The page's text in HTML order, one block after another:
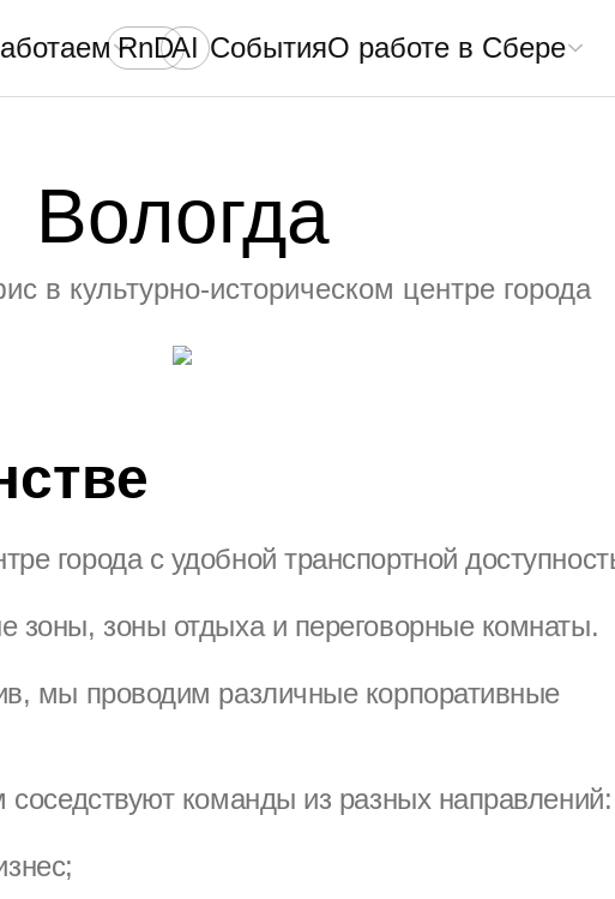
RnDAI СобытияО работе в Сбере
Вологда
в культурно-историческом центре города
города с удобной транспортной
зоны, зоны отдыха и переговорные комнаты.
мы проводим различные корпоративные
соседствуют команды из разных направлений: